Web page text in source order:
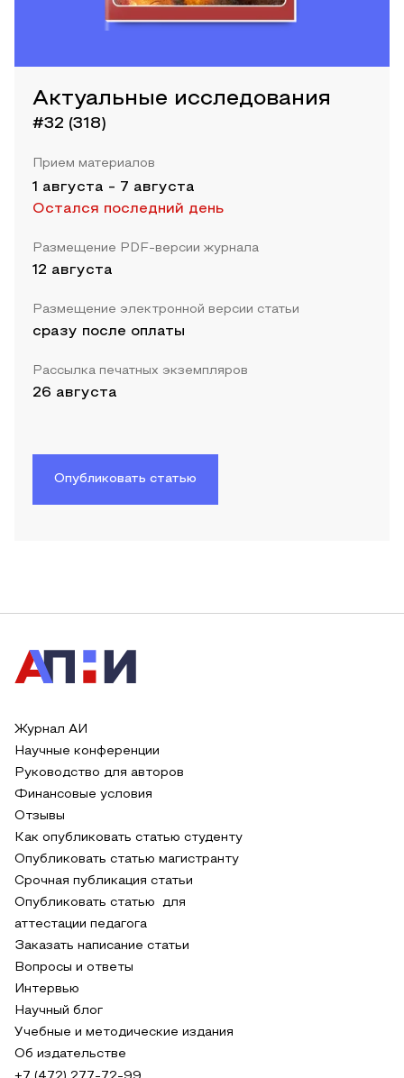
Актуальные исследования
#32 (318)
Прием материалов
1 августа - 7 августа
Остался последний день
Размещение PDF-версии журнала
12 августа
Размещение электронной версии статьи
сразу после оплаты
Рассылка печатных экземпляров
26 августа
Опубликовать статью
Журнал АИ
Научные конференции
Руководство для авторов
Финансовые условия
Отзывы
Как опубликовать статью студенту
Опубликовать статью магистранту
Срочная публикация статьи
Опубликовать статью для
аттестации педагога
Заказать написание статьи
Вопросы и ответы
Интервью
Научный блог
Учебные и методические издания
Об издательстве